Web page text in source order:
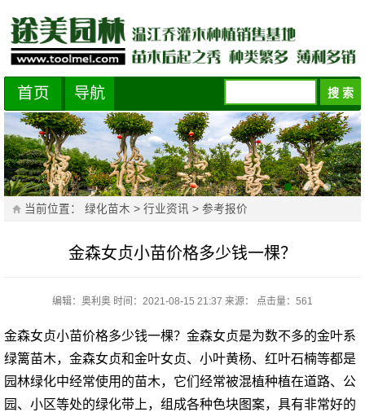
首页 导航
当前位置： 绿化苗木 >行业资讯 >参考报价
金森女贞小苗价格多少钱一棵？
编辑：奥利奥 时间：2021-08-15 21:37 来源： 点击量： 561
金森女贞小苗价格多少钱一棵？金森女贞是为数不多的金叶系
绿篱苗木，金森女贞和金叶女贞、小叶黄杨、红叶石楠等都是
园林绿化中经常使用的苗木，它们经常被混植种植在道路、公
园、小区等处的绿化带上，组成各种色块图案，具有非常好的